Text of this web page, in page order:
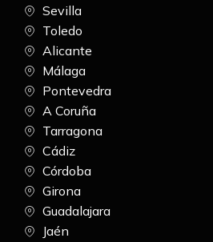
Sevilla
Toledo
Alicante
Málaga
Pontevedra
A Coruña
Tarragona
Cádiz
Córdoba
Girona
Guadalajara
Jaén